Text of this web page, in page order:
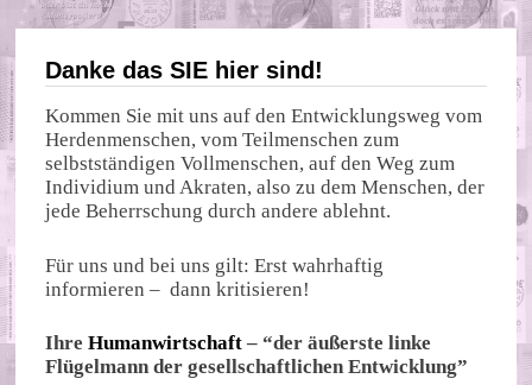
Danke das SIE hier sind!
Kommen Sie mit uns auf den Entwicklungsweg vom
Herdenmenschen, vom Teilmenschen zum
selbstständigen Vollmenschen, auf den Weg zum
Individium und Akraten, also zu dem Menschen, der
jede Beherrschung durch andere ablehnt.
Für uns und bei uns gilt: Erst wahrhaftig
informieren – dann kritisieren!
IhreHumanwirtschaft – “der äußerste linke
Flügelmann der gesellschaftlichen Entwicklung”